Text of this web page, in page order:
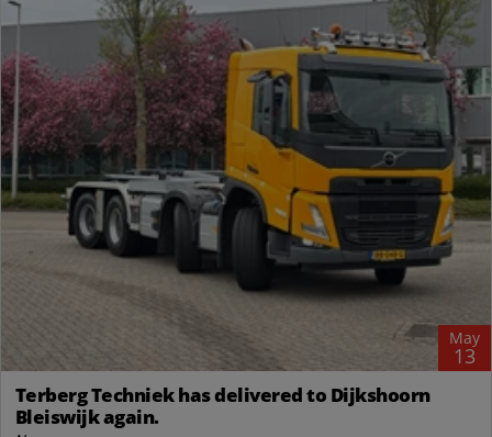
May
13
Terberg Techniek has delivered to Dijkshoorn
Bleiswijk again.